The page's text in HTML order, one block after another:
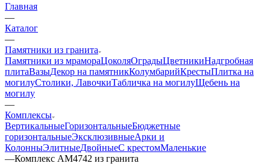
Главная
—
Каталог
—
Памятники из гранита
Памятники из мрамораЦоколяОградыЦветникиНадгробная
плитаВазыДекор на памятникКолумбарийКрестыПлитка на
могилуСтолики, ЛавочкиТабличка на могилуЩебень на
могилу
—
Комплексы
ВертикальныеГоризонтальныеБюджетные
горизонтальныеЭксклюзивныеАрки и
КолонныЭлитныеДвойныеС крестомМаленькие
—Комплекс AM4742 из гранита